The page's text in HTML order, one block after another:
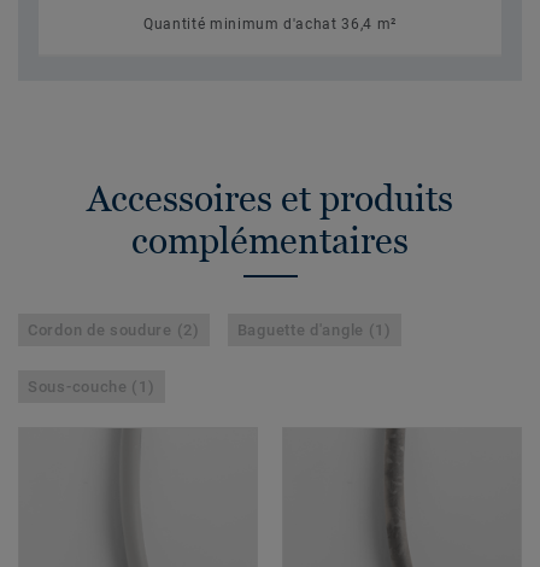
Quantité minimum d'achat 36,4 m²
Accessoires et produits
complémentaires
Cordon de soudure (2) Baguette d'angle (1)
Sous-couche (1)